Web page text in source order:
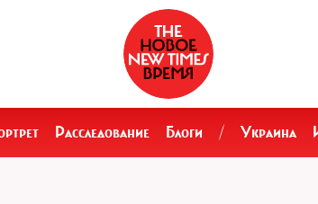
Расследование Блоги / Украина